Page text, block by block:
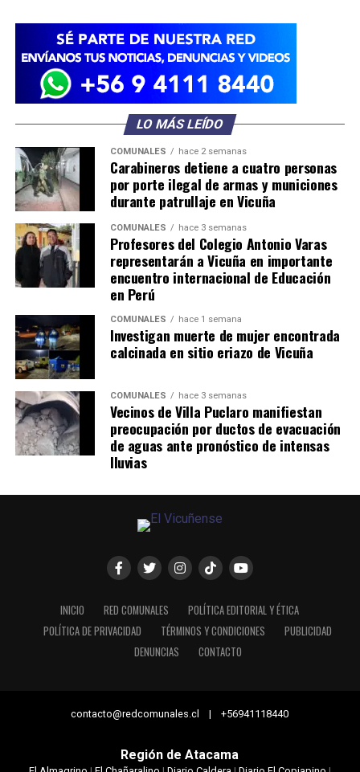
LO MÁS LEÍDO
COMUNALES hace 2 semanas
Carabineros detiene a cuatro personas
por porte ilegal de armas y municiones
durante patrullaje en Vicuña
COMUNALES hace 3 semanas
Profesores del Colegio Antonio Varas
representarán a Vicuña en importante
encuentro internacional de Educación
en Perú
COMUNALES hace 1 semana
Investigan muerte de mujer encontrada
calcinada en sitio eriazo de Vicuña
COMUNALES hace 3 semanas
Vecinos de Villa Puclaro manifiestan
preocupación por ductos de evacuación
de aguas ante pronóstico de intensas
lluvias
INICIO RED COMUNALES
POLÍTICA EDITORIAL Y ÉTICA
POLÍTICA DE PRIVACIDAD
TÉRMINOS Y CONDICIONES
PUBLICIDAD
DENUNCIAS
CONTACTO
contacto@redcomunales.cl | +56941118440
Región de Atacama